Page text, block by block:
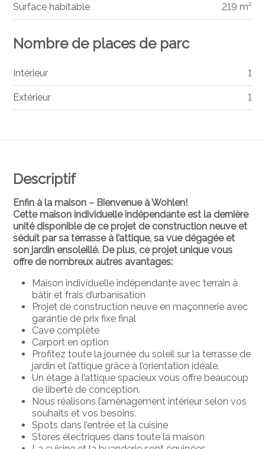
Descriptif
Enfin à la maison – Bienvenue à Wohlen!
Cette maison individuelle indépendante est la dernière
unité disponible de ce projet de construction neuve et
séduit par sa terrasse à l’attique, sa vue dégagée et
son jardin ensoleillé. De plus, ce projet unique vous
offre de nombreux autres avantages:
Maison individuelle indépendante avec terrain à
bâtir et frais d’urbanisation
Projet de construction neuve en maçonnerie avec
garantie de prix fixe final
Cave complète
Carport en option
Profitez toute la journée du soleil sur la terrasse de
jardin et l’attique grâce à l’orientation idéale.
Un étage à l’attique spacieux vous offre beaucoup
de liberté de conception.
Nous réalisons l’aménagement intérieur selon vos
souhaits et vos besoins.
Spots dans l’entrée et la cuisine
Stores électriques dans toute la maison
Surface habitable 219 m²
Nombre de places de parc
Intérieur 1
Extérieur 1